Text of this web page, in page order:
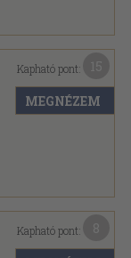
Kapható pont:
MEGNÉZEM
Kapható pont: